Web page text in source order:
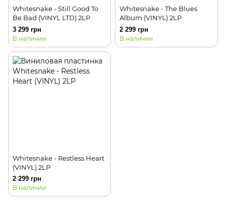
Whitesnake - Still Good To
Be Bad (VINYL LTD) 2LP
3 299 грн
В наличии
Whitesnake - The Blues
Album (VINYL) 2LP
2 299 грн
В наличии
Whitesnake - Restless Heart
(VINYL) 2LP
2 299 грн
В наличии